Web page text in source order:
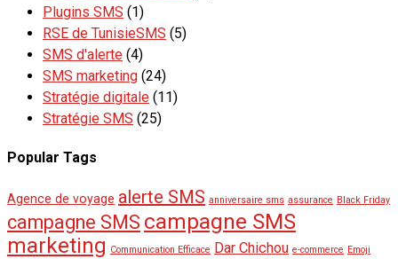
Plugins SMS (1)
RSE de TunisieSMS (5)
SMS d'alerte (4)
SMS marketing (24)
Stratégie digitale (11)
Stratégie SMS (25)
Popular Tags
Agence de voyage alerte SMS anniversaire sms assurance Black Friday
campagne SMS campagne SMS
marketing Communication Efficace Dar Chichou e-commerce Emoji